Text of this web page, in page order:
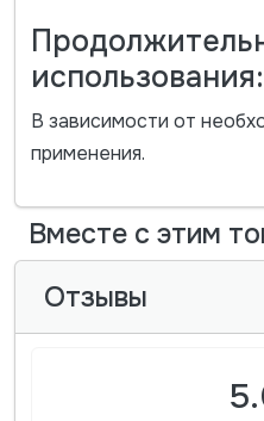
использования:
В зависимости от
применения.
Вместе с этим
Отзывы